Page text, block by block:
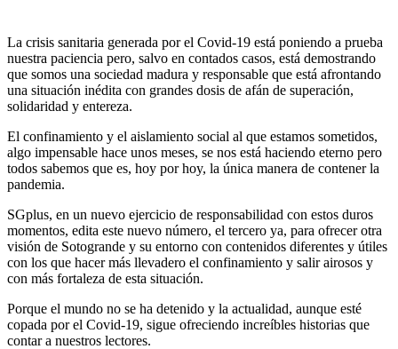
La crisis sanitaria generada por el Covid-19 está poniendo a prueba
nuestra paciencia pero, salvo en contados casos, está demostrando
que somos una sociedad madura y responsable que está afrontando
una situación inédita con grandes dosis de afán de superación,
solidaridad y entereza.
El confinamiento y el aislamiento social al que estamos sometidos,
algo impensable hace unos meses, se nos está haciendo eterno pero
todos sabemos que es, hoy por hoy, la única manera de contener la
pandemia.
SGplus, en un nuevo ejercicio de responsabilidad con estos duros
momentos, edita este nuevo número, el tercero ya, para ofrecer otra
visión de Sotogrande y su entorno con contenidos diferentes y útiles
con los que hacer más llevadero el confinamiento y salir airosos y
con más fortaleza de esta situación.
Porque el mundo no se ha detenido y la actualidad, aunque esté
copada por el Covid-19, sigue ofreciendo increíbles historias que
contar a nuestros lectores.